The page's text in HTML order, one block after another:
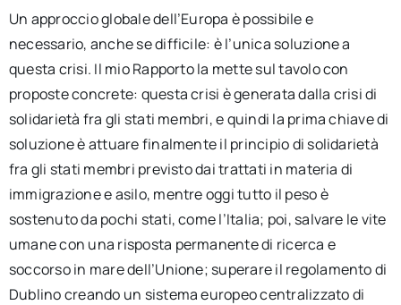
Un approccio globale dell’Europa è possibile e
necessario, anche se difficile: è l’unica soluzione a
questa crisi. Il mio Rapporto la mette sul tavolo con
proposte concrete: questa crisi è generata dalla crisi di
solidarietà fra gli stati membri, e quindi la prima chiave di
soluzione è attuare finalmente il principio di solidarietà
fra gli stati membri previsto dai trattati in materia di
immigrazione e asilo, mentre oggi tutto il peso è
sostenuto da pochi stati, come l’Italia; poi, salvare le vite
umane con una risposta permanente di ricerca e
soccorso in mare dell’Unione; superare il regolamento di
Dublino creando un sistema europeo centralizzato di